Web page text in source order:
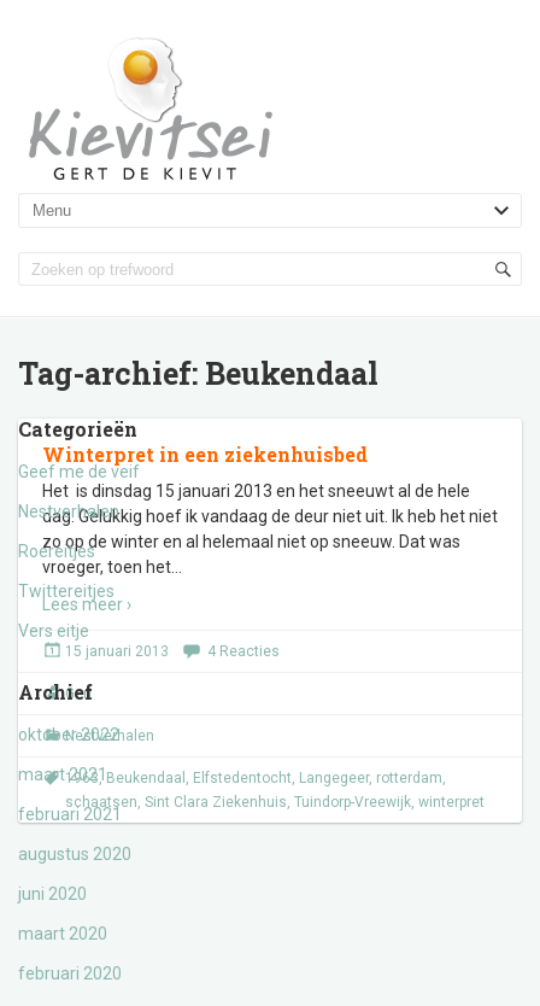
Tag-archief: Beukendaal
Categorieën
Geef me de veif
Nestverhalen
Roereitjes
Twittereitjes
Vers eitje
Archief
oktober 2022
maart 2021
februari 2021
augustus 2020
juni 2020
maart 2020
februari 2020
Winterpret in een ziekenhuisbed
Het is dinsdag 15 januari 2013 en het sneeuwt al de hele
dag. Gelukkig hoef ik vandaag de deur niet uit. Ik heb het niet
zo op de winter en al helemaal niet op sneeuw. Dat was
vroeger, toen het
Lees meer ›
15 januari 2013 4 Reacties
Gert
Nestverhalen
1963, Beukendaal , Elfstedentocht, Langegeer, rotterdam,
schaatsen, Sint Clara Ziekenhuis, Tuindorp-Vreewijk, winterpret